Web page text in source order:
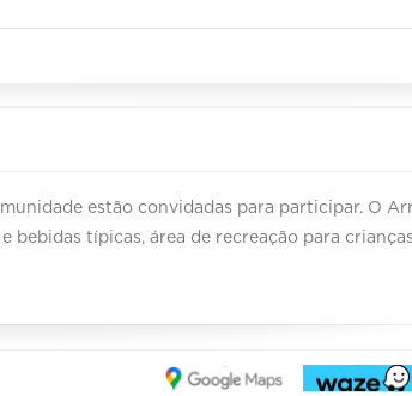
estão convidadas para participar. O
bebidas típicas, área de recreação para